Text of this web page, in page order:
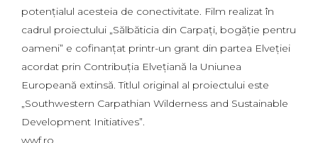
potenţialul acesteia de conectivitate. Film realizat în
cadrul proiectului „Sălbăticia din Carpați, bogăție pentru
oameni” e cofinanțat printr-un grant din partea Elveției
acordat prin Contribuția Elvețiană la Uniunea
Europeană extinsă. Titlul original al proiectului este
„Southwestern Carpathian Wilderness and Sustainable
Development Initiatives”.
wwf.ro